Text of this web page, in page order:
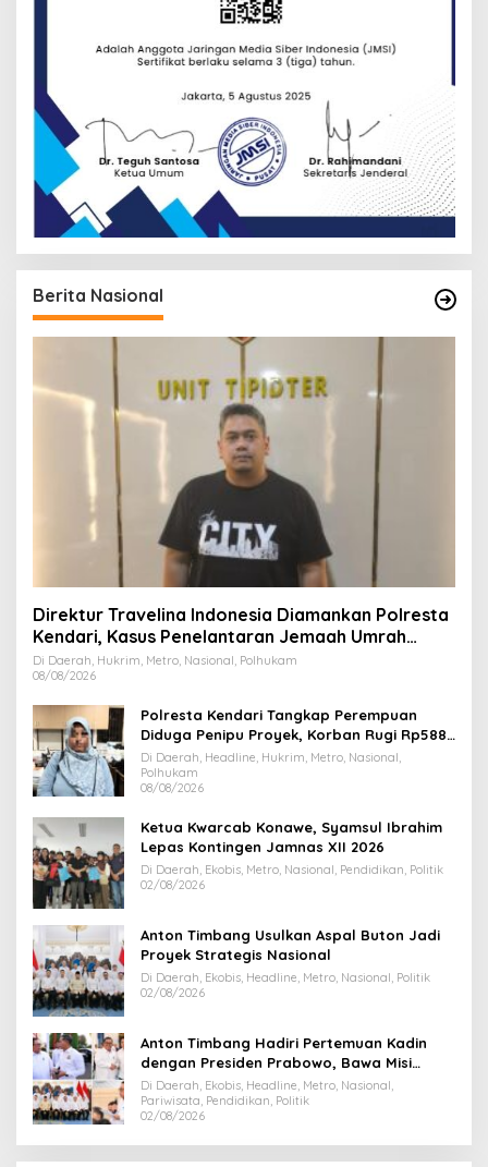
Berita Nasional
Direktur Travelina Indonesia Diamankan Polresta
Kendari, Kasus Penelantaran Jemaah Umrah
Masuk Babak Baru
Di Daerah, Hukrim, Metro, Nasional, Polhukam
08/08/2026
Polresta Kendari Tangkap Perempuan
Diduga Penipu Proyek, Korban Rugi Rp588,1
Juta
Di Daerah, Headline, Hukrim, Metro, Nasional,
Polhukam
08/08/2026
Ketua Kwarcab Konawe, Syamsul Ibrahim
Lepas Kontingen Jamnas XII 2026
Di Daerah, Ekobis, Metro, Nasional, Pendidikan, Politik
02/08/2026
Anton Timbang Usulkan Aspal Buton Jadi
Proyek Strategis Nasional
Di Daerah, Ekobis, Headline, Metro, Nasional, Politik
02/08/2026
Anton Timbang Hadiri Pertemuan Kadin
dengan Presiden Prabowo, Bawa Misi
Majukan Ekonomi Sultra
Di Daerah, Ekobis, Headline, Metro, Nasional,
Pariwisata, Pendidikan, Politik
02/08/2026